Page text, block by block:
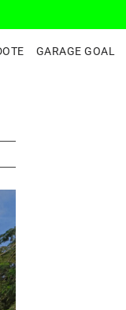
GARAGE GOAL